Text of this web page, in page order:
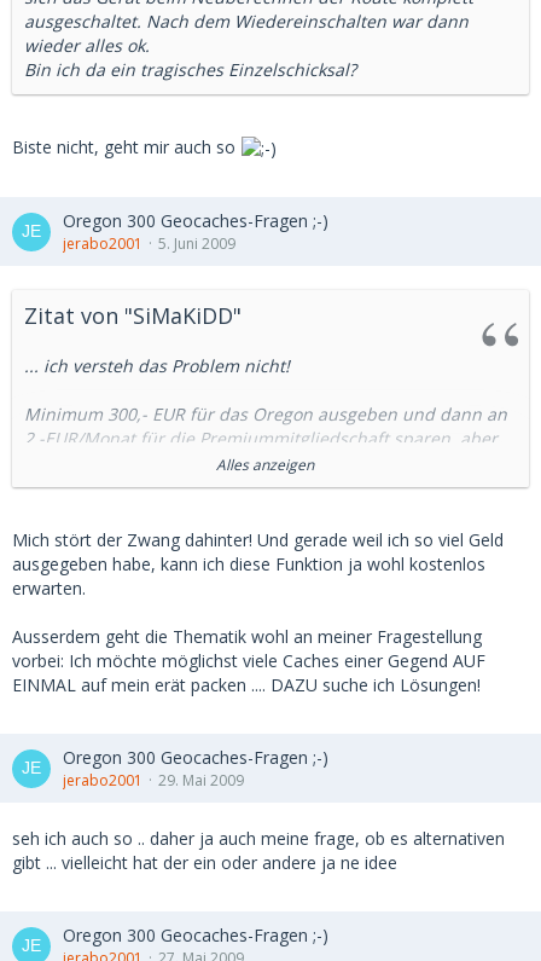
ausgeschaltet. Nach dem Wiedereinschalten war dann
wieder alles ok.
Bin ich da ein tragisches Einzelschicksal?
Biste nicht, geht mir auch so
Oregon 300 Geocaches-Fragen ;-)
jerabo2001 5. Juni 2009
Zitat von "SiMaKiDD"
... ich versteh das Problem nicht!
Minimum 300,- EUR für das Oregon ausgeben und dann an
2,-EUR/Monat für die Premiummitgliedschaft sparen, aber...
und die Vorteile liegen auf der Hand...
LGSiMaKiDD
Alles anzeigen
Mich stört der Zwang dahinter! Und gerade weil ich so viel Geld
ausgegeben habe, kann ich diese Funktion ja wohl kostenlos
erwarten.
Ausserdem geht die Thematik wohl an meiner Fragestellung
vorbei: Ich möchte möglichst viele Caches einer Gegend AUF
EINMAL auf mein erät packen .... DAZU suche ich Lösungen!
Oregon 300 Geocaches-Fragen ;-)
jerabo2001 29. Mai 2009
seh ich auch so .. daher ja auch meine frage, ob es alternativen
gibt ... vielleicht hat der ein oder andere ja ne idee
Oregon 300 Geocaches-Fragen ;-)